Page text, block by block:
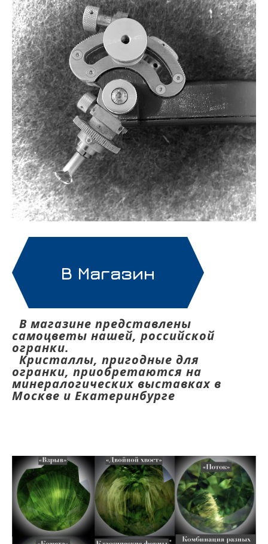
В Магазин
В магазине представлены
самоцветы нашей, российской
огранки.
Кристаллы, пригодные для
огранки, приобретаются на
минералогических выставках в
Москве и Екатеринбурге